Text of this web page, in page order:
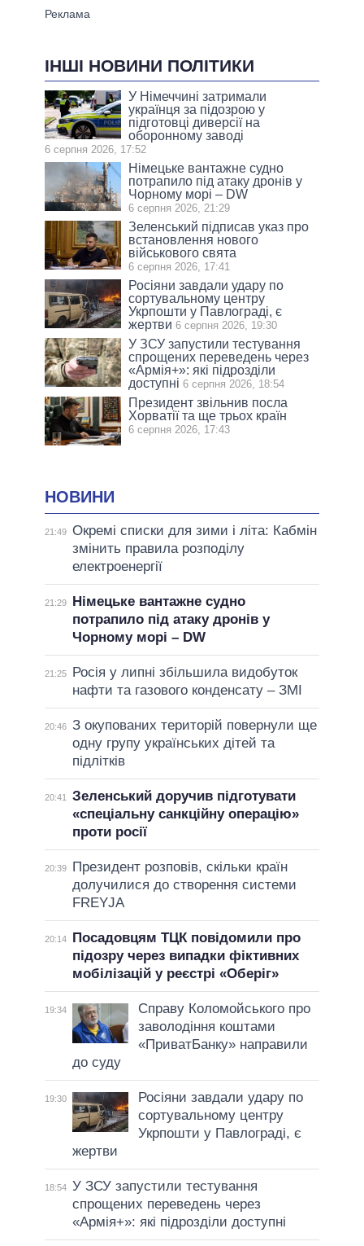
ІНШІ НОВИНИ ПОЛІТИКИ
У Німеччині затримали
українця за підозрою у
підготовці диверсії на
оборонному заводі
6 серпня 2026, 17:52
Німецьке вантажне судно
потрапило під атаку дронів у
Чорному морі – DW
6 серпня 2026, 21:29
Зеленський підписав указ про
встановлення нового
військового свята
6 серпня 2026, 17:41
Росіяни завдали удару по
сортувальному центру
Укрпошти у Павлограді, є
жертви 6 серпня 2026, 19:30
У ЗСУ запустили тестування
спрощених переведень через
«Армія+»: які підрозділи
доступні 6 серпня 2026, 18:54
Президент звільнив посла
Хорватії та ще трьох країн
6 серпня 2026, 17:43
НОВИНИ
21:49 Окремі списки для зими і літа: Кабмін
змінить правила розподілу
електроенергії
21:29
Німецьке вантажне судно
потрапило під атаку дронів у
Чорному морі – DW
21:25
Росія у липні збільшила видобуток
нафти та газового конденсату – ЗМІ
20:46 З окупованих територій повернули ще
одну групу українських дітей та
підлітків
20:41
Зеленський доручив підготувати
«спеціальну санкційну операцію»
проти росії
20:39
Президент розповів, скільки країн
долучилися до створення системи
FREYJA
20:14
Посадовцям ТЦК повідомили про
підозру через випадки фіктивних
мобілізацій у реєстрі «Оберіг»
19:34
Справу Коломойського про
заволодіння коштами
«ПриватБанку» направили
до суду
19:30
Росіяни завдали удару по
сортувальному центру
Укрпошти у Павлограді, є
жертви
18:54 У ЗСУ запустили тестування
спрощених переведень через
«Армія+»: які підрозділи доступні